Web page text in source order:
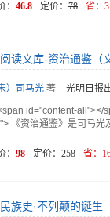
： 46.8 定价： 78 省：
读文库-资治通鉴（
）司马光 著 光明日报
id="content-all"></
《资治通鉴》是司马光
： 98 定价： 258 省：
族史·不列颠的诞生